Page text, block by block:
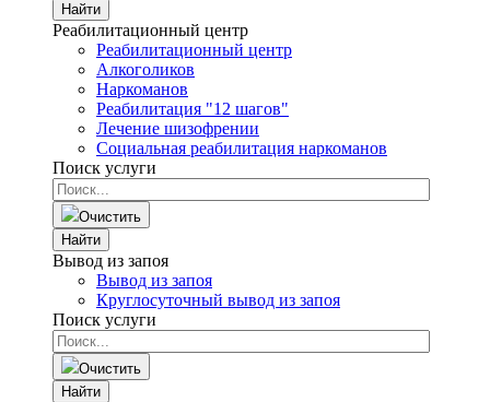
Найти
Реабилитационный центр
Реабилитационный центр
Алкоголиков
Наркоманов
Реабилитация "12 шагов"
Лечение шизофрении
Социальная реабилитация наркоманов
Поиск услуги
Очистить
Найти
Вывод из запоя
Вывод из запоя
Круглосуточный вывод из запоя
Поиск услуги
Очистить
Найти